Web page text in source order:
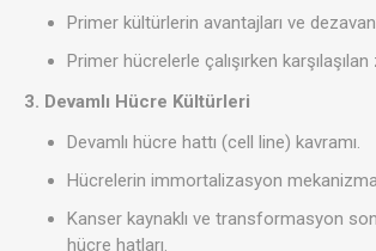
Primer kültürlerin avantajları ve
Primer hücrelerle çalışırken karşılaşılan
3. Devamlı Hücre Kültürleri
Devamlı hücre hattı (cell line) kavramı.
Hücrelerin immortalizasyon
Kanser kaynaklı ve transformasyon
hücre hatları.